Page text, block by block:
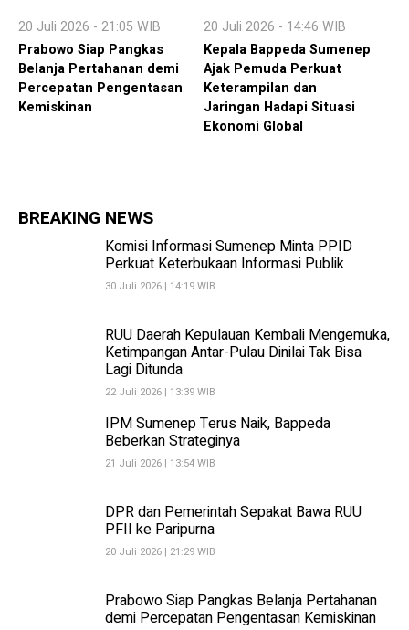
20 Juli 2026 - 21:05 WIB
Prabowo Siap Pangkas
Belanja Pertahanan demi
Percepatan Pengentasan
Kemiskinan
20 Juli 2026 - 14:46 WIB
Kepala Bappeda Sumenep
Ajak Pemuda Perkuat
Keterampilan dan
Jaringan Hadapi Situasi
Ekonomi Global
BREAKING NEWS
Komisi Informasi Sumenep Minta PPID
Perkuat Keterbukaan Informasi Publik
30 Juli 2026 | 14:19 WIB
RUU Daerah Kepulauan Kembali Mengemuka,
Ketimpangan Antar-Pulau Dinilai Tak Bisa
Lagi Ditunda
22 Juli 2026 | 13:39 WIB
IPM Sumenep Terus Naik, Bappeda
Beberkan Strateginya
21 Juli 2026 | 13:54 WIB
DPR dan Pemerintah Sepakat Bawa RUU
PFII ke Paripurna
20 Juli 2026 | 21:29 WIB
Prabowo Siap Pangkas Belanja Pertahanan
demi Percepatan Pengentasan Kemiskinan